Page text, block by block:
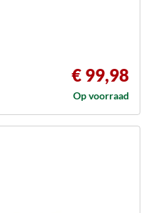
€ 99,98
Op voorraad